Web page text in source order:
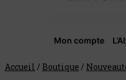
Mon compte
Accueil / Boutique /